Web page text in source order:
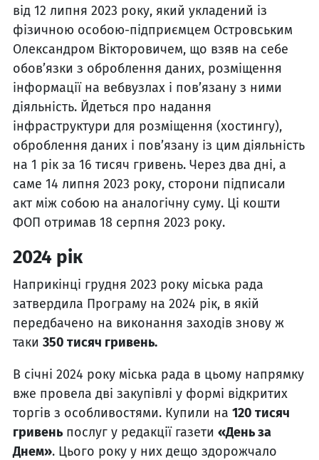
від 12 липня 2023 року, який укладений із
фізичною особою-підприємцем Островським
Олександром Вікторовичем, що взяв на себе
обов’язки з оброблення даних, розміщення
інформації на вебвузлах і пов’язану з ними
діяльність. Йдеться про надання
інфраструктури для розміщення (хостингу),
оброблення даних і пов’язану із цим діяльність
на 1 рік за 16 тисяч гривень. Через два дні, а
саме 14 липня 2023 року, сторони підписали
акт між собою на аналогічну суму. Ці кошти
ФОП отримав 18 серпня 2023 року.
2024 рік
Наприкінці грудня 2023 року міська рада
затвердила Програму на 2024 рік, в якій
передбачено на виконання заходів знову ж
таки 350 тисяч гривень.
В січні 2024 року міська рада в цьому напрямку
вже провела дві закупівлі у формі відкритих
торгів з особливостями. Купили на 120 тисяч
гривень послуг у редакції газети «День за
Днем». Цього року у них дещо здорожчало